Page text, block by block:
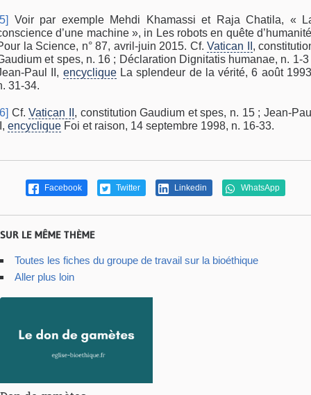
Voir par exemple Mehdi Khamassi et Raja Chatila, «
d’une machine », in Les robots en quête
la Science, n° 87, avril-juin 2015. Cf. Vatican II ,
et spes, n. 16 ; Déclaration Dignitatis humanae, n. 1-3
Paul II, encycliqueLa splendeur de la vérité, 6 août
31-34.
Cf.Vatican II , constitution Gaudium et spes, n. 15 ; Jean-
encyclique Foi et raison, 14 septembre 1998, n. 16-33.
Facebook Twitter Linkedin WhatsApp
SUR LE MÊME THÈME
Toutes les fiches du groupe de travail sur la bioéthique
Aller plus loin